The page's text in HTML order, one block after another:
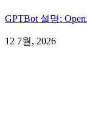
GPTBot 설명:
12 7월, 2026